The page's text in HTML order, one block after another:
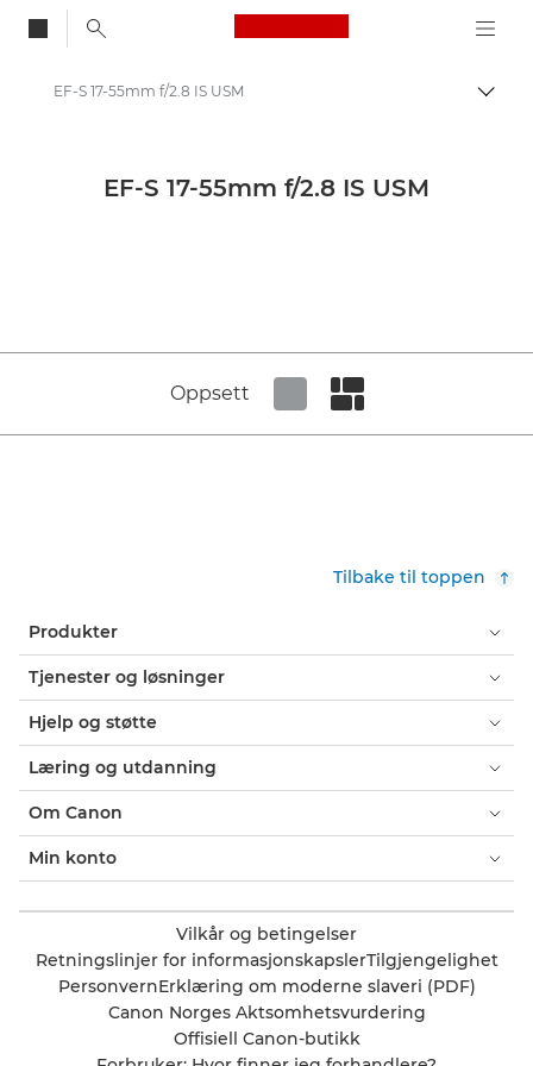
Canon Logo, back
Canons kameraobjektiver
EF-S 17-55mm f/2.8 IS USM
EF-S 17-55mm f/2.8 IS USM
Oppsett
Tilbake til toppen
Produkter
Tjenester og løsninger
Hjelp og støtte
Læring og utdanning
Om Canon
Min konto
Vilkår og betingelser
Retningslinjer for informasjonskapslerTilgjengelighet
PersonvernErklæring om moderne slaveri (PDF)
Canon Norges Aktsomhetsvurdering
Offisiell Canon-butikk